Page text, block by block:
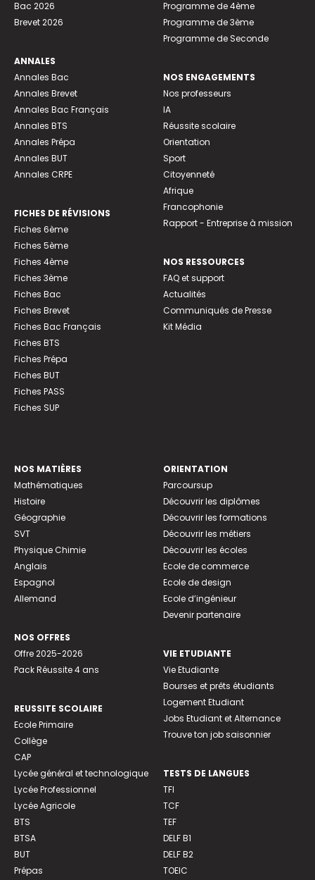
Bac 2026
Brevet 2026
ANNALES
Annales Bac
Annales Brevet
Annales Bac Français
Annales BTS
Annales Prépa
Annales BUT
Annales CRPE
FICHES DE RÉVISIONS
Fiches 6ème
Fiches 5ème
Fiches 4ème
Fiches 3ème
Fiches Bac
Fiches Brevet
Fiches Bac Français
Fiches BTS
Fiches Prépa
Fiches BUT
Fiches PASS
Fiches SUP
Programme de 4ème
Programme de 3ème
Programme de Seconde
NOS ENGAGEMENTS
Nos professeurs
IA
Réussite scolaire
Orientation
Sport
Citoyenneté
Afrique
Francophonie
Rapport - Entreprise à mission
NOS RESSOURCES
FAQ et support
Actualités
Communiqués de Presse
Kit Média
NOS MATIÈRES
Mathématiques
Histoire
Géographie
SVT
Physique Chimie
Anglais
Espagnol
Allemand
NOS OFFRES
Offre 2025-2026
Pack Réussite 4 ans
REUSSITE SCOLAIRE
Ecole Primaire
Collège
CAP
Lycée général et technologique
Lycée Professionnel
Lycée Agricole
BTS
BTSA
BUT
Prépas
ORIENTATION
Parcoursup
Découvrir les diplômes
Découvrir les formations
Découvrir les métiers
Découvrir les écoles
Ecole de commerce
Ecole de design
Ecole d’ingénieur
Devenir partenaire
VIE ETUDIANTE
Vie Etudiante
Bourses et prêts étudiants
Logement Etudiant
Jobs Etudiant et Alternance
Trouve ton job saisonnier
TESTS DE LANGUES
TFI
TCF
TEF
DELF B1
DELF B2
TOEIC